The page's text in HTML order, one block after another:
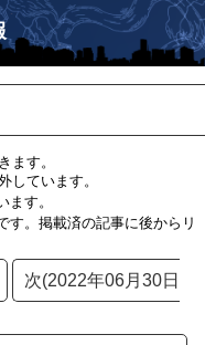
ます。
しています。
す。
。掲載済の記事に後からリ
次(2022年06月30日